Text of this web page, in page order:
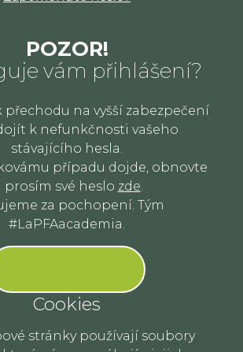
POZOR!
vám přihlášení?
přechodu na vyšší zabezpečení
k nefunkčnosti vašeho
stávajícího hesla.
případu dojde, obnovte
prosím své heslo zde.
za pochopení. Tým
#LaPFAacademia.
Cookies
stránky používají soubory